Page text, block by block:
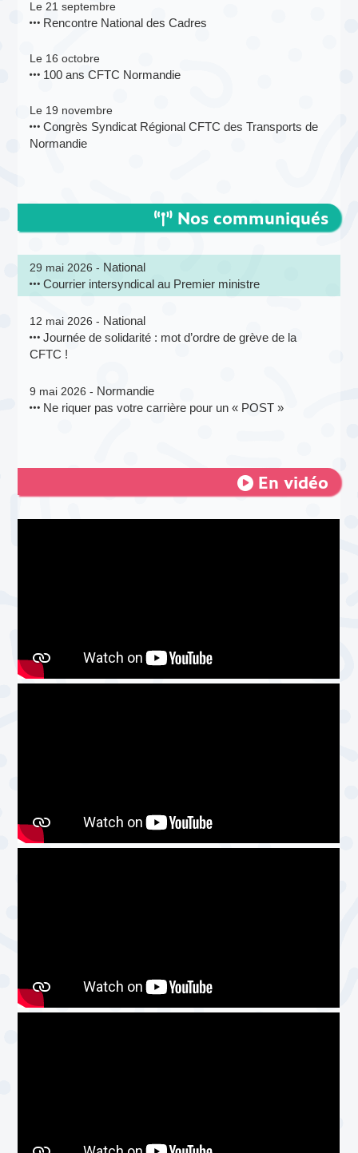
Le 21 septembre
Rencontre National des Cadres
Le 16 octobre
100 ans CFTC Normandie
Le 19 novembre
Congrès Syndicat Régional CFTC des Transports de
Normandie
Nos communiqués
29 mai 2026 - National
Courrier intersyndical au Premier ministre
12 mai 2026 - National
Journée de solidarité : mot d’ordre de grève de la
CFTC !
9 mai 2026 - Normandie
Ne riquer pas votre carrière pour un « POST »
En vidéo